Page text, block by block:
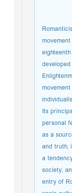
Its
personal
as a
and
a
society,
entry of